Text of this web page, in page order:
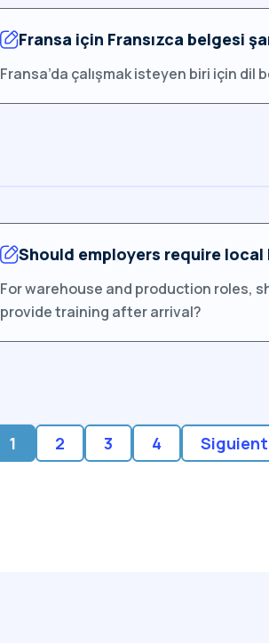
Fransa için Fransızca belgesi
Fransa’da çalışmak isteyen biri için dil
Should employers require
For warehouse and production roles,
provide training after arrival?
1 2 3 4